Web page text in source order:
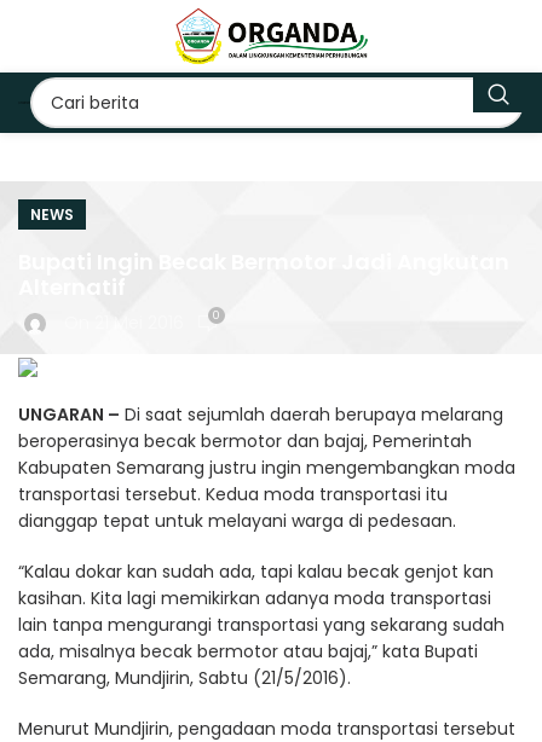
NEWS
0
UNGARAN – Di saat sejumlah daerah berupaya melarang
beroperasinya becak bermotor dan bajaj, Pemerintah
Kabupaten Semarang justru ingin mengembangkan moda
transportasi tersebut. Kedua moda transportasi itu
dianggap tepat untuk melayani warga di pedesaan.
“Kalau dokar kan sudah ada, tapi kalau becak genjot kan
kasihan. Kita lagi memikirkan adanya moda transportasi
lain tanpa mengurangi transportasi yang sekarang sudah
ada, misalnya becak bermotor atau bajaj,” kata Bupati
Semarang, Mundjirin, Sabtu (21/5/2016).
Menurut Mundjirin, pengadaan moda transportasi tersebut